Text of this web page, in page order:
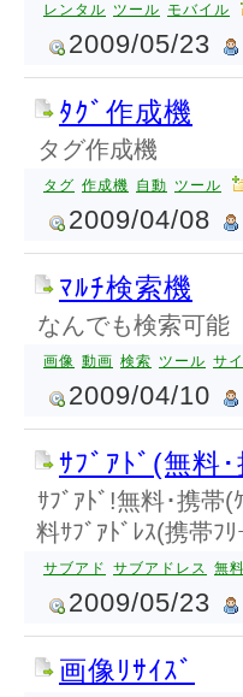
レンタル ツール モバイル
2009/05/23
ﾀｸﾞ作成機
タグ作成機
タグ 作成機 自動 ツール
2009/04/08
ﾏﾙﾁ検索機
なんでも検索可能
画像 動画 検索 ツール サ
2009/04/10
ｻﾌﾞｱﾄﾞ(無料
ｻﾌﾞｱﾄﾞ!無料･携帯
料ｻﾌﾞｱﾄﾞﾚｽ(携帯ﾌ
サブアド サブアドレス 無料
2009/05/23
画像ﾘｻｲｽﾞ